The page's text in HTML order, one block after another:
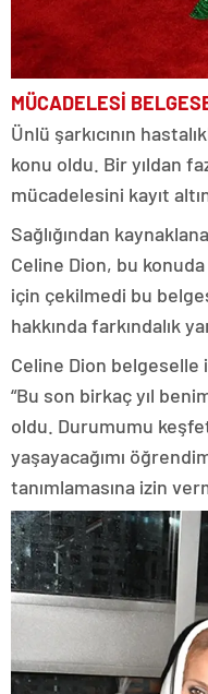
MÜCADELESİ
Ünlü şarkıcının
konu oldu. Bir yıldan
mücadelesini kayıt
Sağlığından
Celine Dion, bu konuda
için çekilmedi bu
hakkında farkındalık
Celine Dion belgeselle
“Bu son birkaç yıl
oldu. Durumumu
yaşayacağımı
tanımlamasına izin